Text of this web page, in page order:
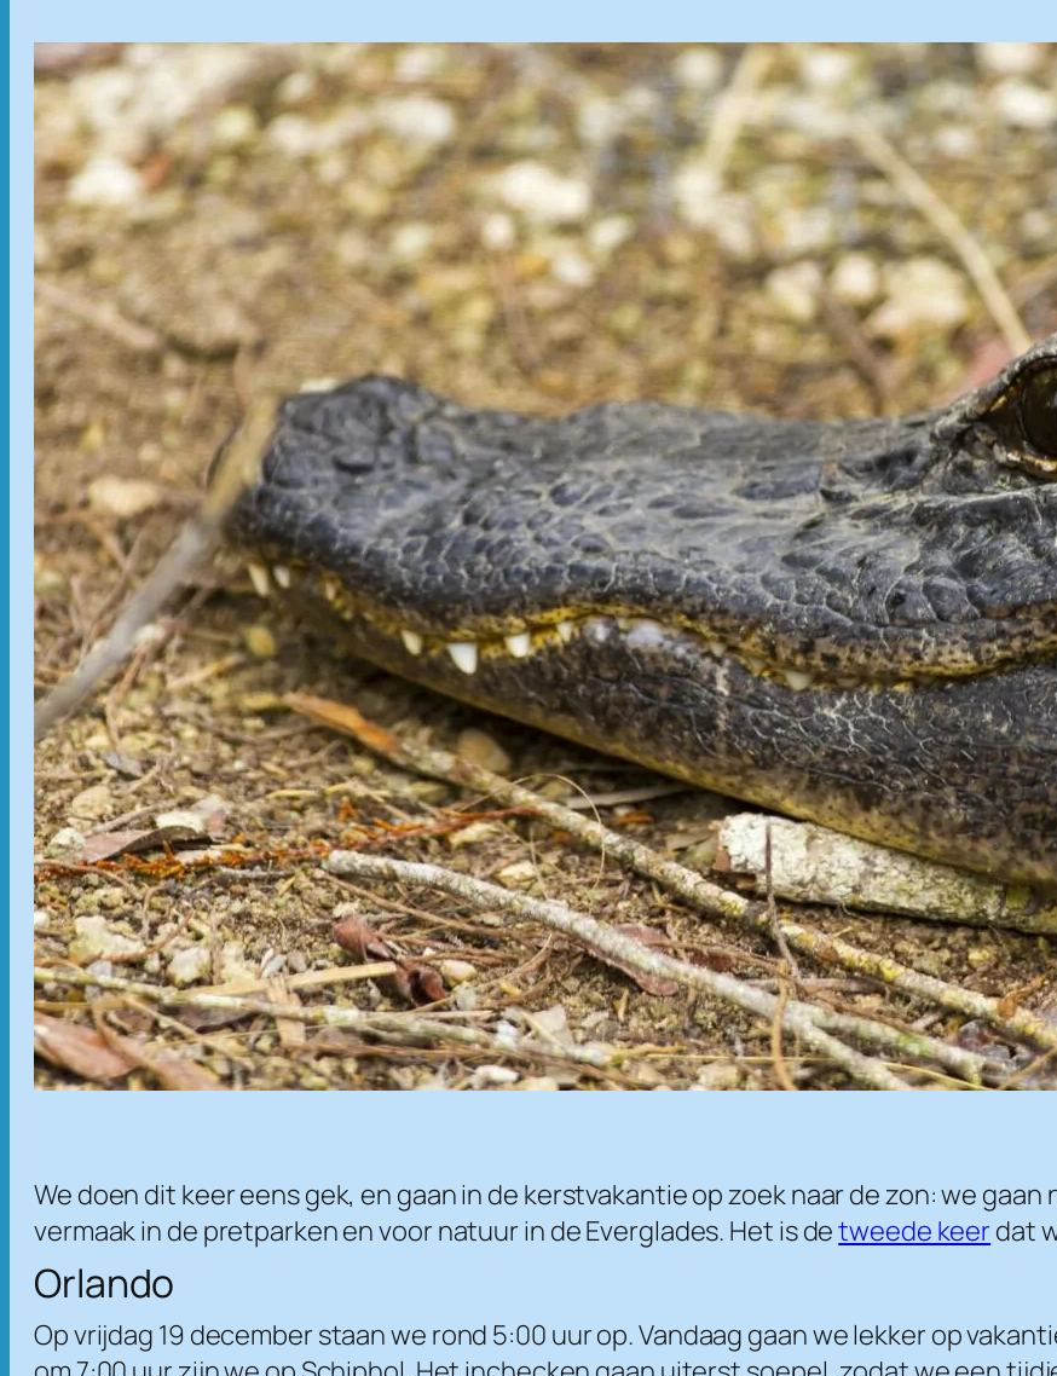
We doen dit keer eens gek, en gaan in de kerstvakantie op zoek naar de zon: we
vermaak in de pretparken en voor natuur in de Everglades. Het is detweede keer dat
Orlando
Op vrijdag 19 december staan we rond 5:00 uur op. Vandaag gaan we lekker op